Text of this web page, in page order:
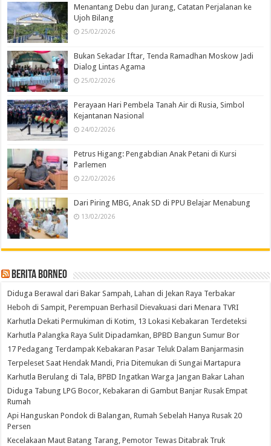
Menantang Debu dan Jurang, Catatan Perjalanan ke
Ujoh Bilang
25/02/2026
Bukan Sekadar Iftar, Tenda Ramadhan Moskow Jadi
Dialog Lintas Agama
25/02/2026
Perayaan Hari Pembela Tanah Air di Rusia, Simbol
Kejantanan Nasional
24/02/2026
Petrus Higang: Pengabdian Anak Petani di Kursi
Parlemen
22/02/2026
Dari Piring MBG, Anak SD di PPU Belajar Menabung
13/02/2026
Berita Borneo
Diduga Berawal dari Bakar Sampah, Lahan di Jekan Raya Terbakar
Heboh di Sampit, Perempuan Berhasil Dievakuasi dari Menara TVRI
Karhutla Dekati Permukiman di Kotim, 13 Lokasi Kebakaran Terdeteksi
Karhutla Palangka Raya Sulit Dipadamkan, BPBD Bangun Sumur Bor
17 Pedagang Terdampak Kebakaran Pasar Teluk Dalam Banjarmasin
Terpeleset Saat Hendak Mandi, Pria Ditemukan di Sungai Martapura
Karhutla Berulang di Tala, BPBD Ingatkan Warga Jangan Bakar Lahan
Diduga Tabung LPG Bocor, Kebakaran di Gambut Banjar Rusak Empat
Rumah
Api Hanguskan Pondok di Balangan, Rumah Sebelah Hanya Rusak 20
Persen
Kecelakaan Maut Batang Tarang, Pemotor Tewas Ditabrak Truk